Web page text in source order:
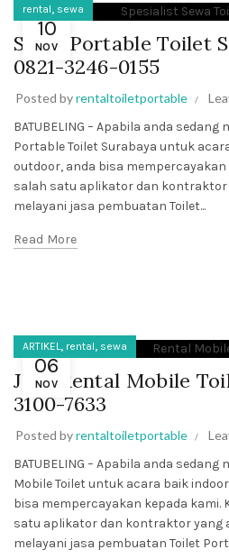
10
NOV
rental, sewa
Sewa Portable Toilet
0821-3246-0155
Posted byrentaltoiletportable
BATUBELING – Apabila anda
Portable Toilet Surabaya untuk
outdoor, anda bisa mempercayakan
salah satu aplikator dan kontraktor
melayani jasa pembuatan Toilet...
Read More
06
NOV
ARTIKEL, rental, sewa
Jasa Rental Mobile
3100-7633
Posted byrentaltoiletportable
BATUBELING – Apabila anda
Mobile Toilet untuk acara baik
bisa mempercayakan kepada kami.
satu aplikator dan kontraktor yang
melayani jasa pembuatan Toilet